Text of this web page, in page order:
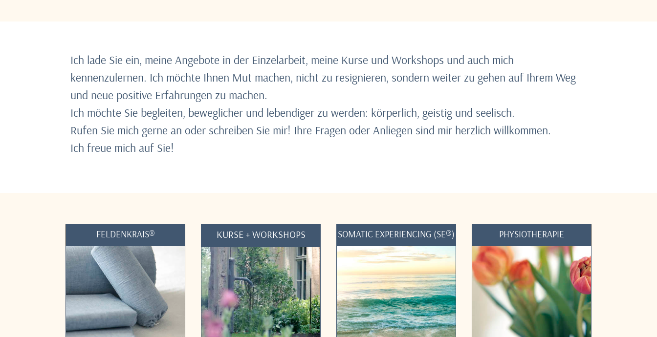
Ich lade Sie ein, meine Angebote in der Einzelarbeit, meine Kurse und Workshops und auch mich
kennenzulernen. Ich möchte Ihnen Mut machen, nicht zu resignieren, sondern weiter zu gehen auf Ihrem Weg
und neue positive Erfahrungen zu machen.
Ich möchte Sie begleiten, beweglicher und lebendiger zu werden: körperlich, geistig und seelisch.
Rufen Sie mich gerne an oder schreiben Sie mir! Ihre Fragen oder Anliegen sind mir herzlich willkommen.
Ich freue mich auf Sie!
FELDENKRAIS® KURSE + WORKSHOPS SOMATIC EXPERIENCING (SE®) PHYSIOTHERAPIE